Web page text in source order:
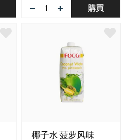
− + 購買
椰子水 菠萝风味